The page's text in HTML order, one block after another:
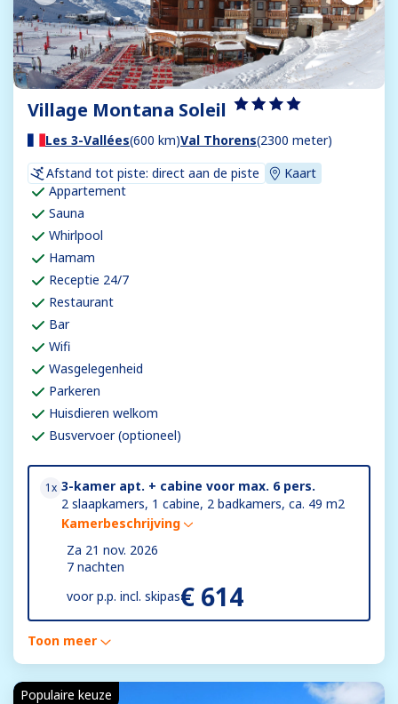
Village Montana Soleil
Les 3-Vallées(600 km)Val Thorens(2300 meter)
Afstand tot piste: direct aan de piste
Kaart
Appartement
Sauna
Whirlpool
Hamam
Receptie 24/7
Restaurant
Bar
Wifi
Wasgelegenheid
Parkeren
Huisdieren welkom
Busvervoer (optioneel)
1x 3-kamer apt. + cabine voor max. 6 pers.
2 slaapkamers, 1 cabine, 2 badkamers, ca. 49 m2
Kamerbeschrijving
Za 21 nov. 2026
7 nachten
voorp.p. incl. skipas€ 614
Toon meer
Populaire keuze